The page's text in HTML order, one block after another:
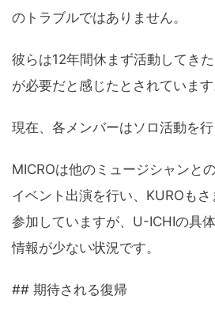
のトラブルではありません。
彼らは12年間休まず活動してき
が必要だと感じたとされています
現在、各メンバーはソロ活動を行
MICROは他のミュージシャンと
イベント出演を行い、KUROも
参加していますが、U-ICHIの具
情報が少ない状況です。
## 期待される復帰